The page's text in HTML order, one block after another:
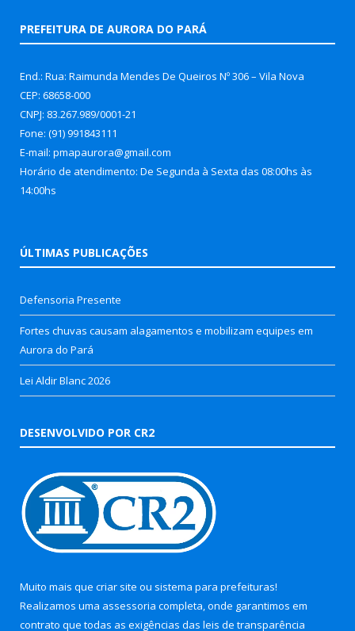
PREFEITURA DE AURORA DO PARÁ
End.: Rua: Raimunda Mendes De Queiros Nº 306 – Vila Nova
CEP: 68658-000
CNPJ: 83.267.989/0001-21
Fone: (91) 991843111
E-mail: pmapaurora@gmail.com
Horário de atendimento: De Segunda à Sexta das 08:00hs às
14:00hs
ÚLTIMAS PUBLICAÇÕES
Defensoria Presente
Fortes chuvas causam alagamentos e mobilizam equipes em
Aurora do Pará
Lei Aldir Blanc 2026
DESENVOLVIDO POR CR2
Muito mais que criar site ou sistema para prefeituras!
Realizamos uma assessoria completa, onde garantimos em
contrato que todas as exigências das leis de transparência